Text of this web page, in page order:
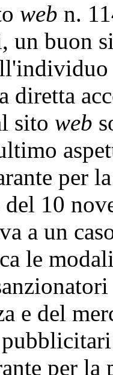
web n.
buon
diretta
sito web
per
10
a un
le
e del
per